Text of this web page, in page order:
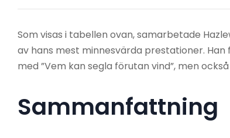
Som visas i tabellen ovan, samarbetade
av hans mest minnesvärda prestationer.
med ”Vem kan segla förutan vind”, men
Sammanfattning